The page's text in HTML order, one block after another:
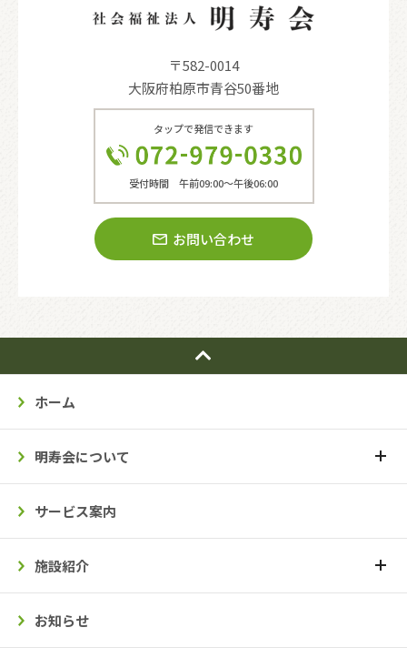
〒582-0014
大阪府柏原市青谷50番地
タップで発信できます
受付時間 午前09:00〜午後06:00
お問い合わせ
ホーム
明寿会について
サービス案内
施設紹介
お知らせ